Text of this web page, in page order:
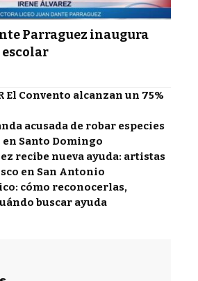
Parraguez inaugura
escolar
El Convento alcanzan un 75%
acusada de robar especies
Santo Domingo
recibe nueva ayuda: artistas
en San Antonio
cómo reconocerlas,
buscar ayuda